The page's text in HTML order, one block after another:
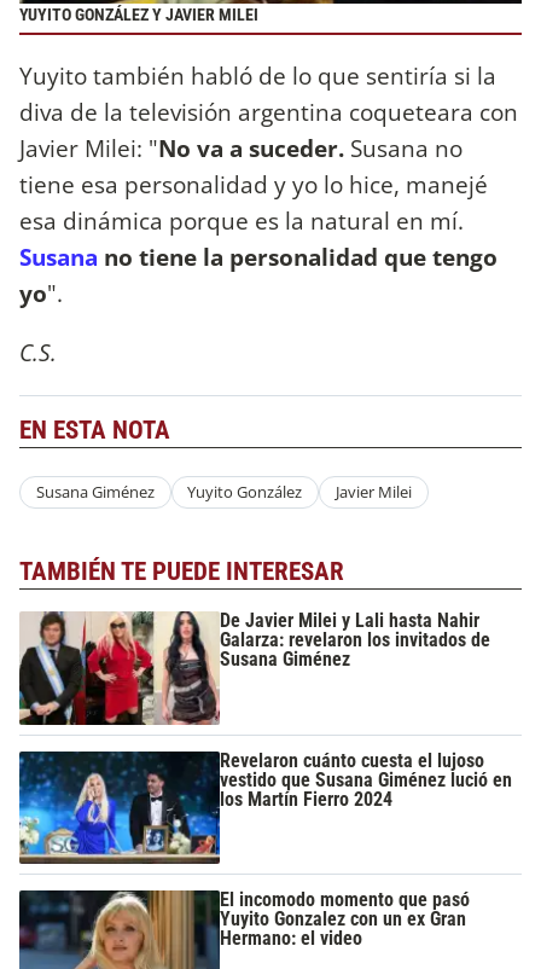
YUYITO GONZÁLEZ Y JAVIER MILEI
Yuyito también habló de lo que sentiría si la
diva de la televisión argentina coqueteara con
Javier Milei: "No va a suceder. Susana no
tiene esa personalidad y yo lo hice, manejé
esa dinámica porque es la natural en mí.
Susana no tiene la personalidad que tengo
yo".
C.S.
EN ESTA NOTA
Susana Giménez Yuyito González Javier Milei
TAMBIÉN TE PUEDE INTERESAR
De Javier Milei y Lali hasta Nahir
Galarza: revelaron los invitados de
Susana Giménez
Revelaron cuánto cuesta el lujoso
vestido que Susana Giménez lució en
los Martín Fierro 2024
El incomodo momento que pasó
Yuyito Gonzalez con un ex Gran
Hermano: el video